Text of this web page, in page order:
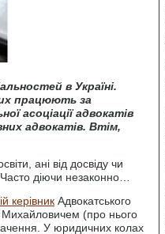
в Україні.
працюють за
асоціації адвокатів
адвокатів. Втім,
ані від досвіду чи
діючи незаконно…
керівник Адвокатського
Михайловичем (про нього
У юридичних колах